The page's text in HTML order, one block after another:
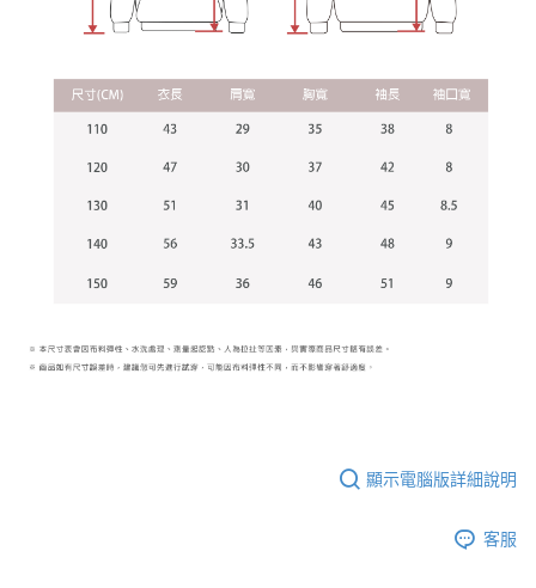
顯示電腦版詳細說明
客服